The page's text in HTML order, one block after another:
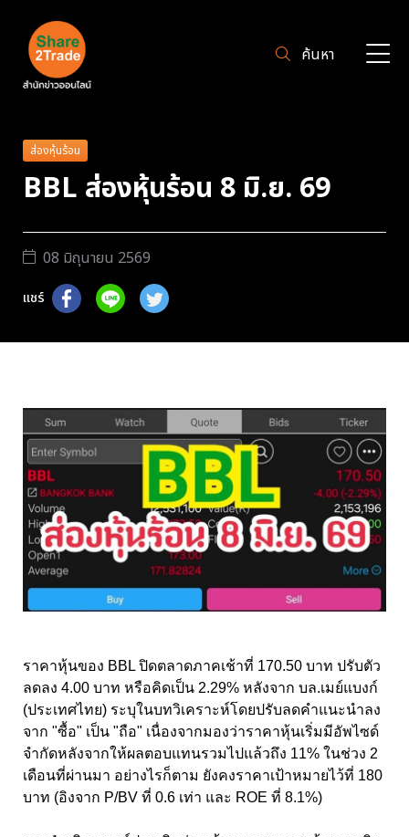
ค้นหา
ส่องหุ้นร้อน
BBL ส่องหุ้นร้อน 8 มิ.ย. 69
08 มิถุนายน 2569
แชร์
ราคาหุ้นของ BBL ปิดตลาดภาคเช้าที่ 170.50 บาท ปรับตัว
ลดลง 4.00 บาท หรือคิดเป็น 2.29% หลังจาก บล.เมย์แบงก์
(ประเทศไทย) ระบุในบทวิเคราะห์โดยปรับลดคำแนะนำลง
จาก "ซื้อ" เป็น "ถือ" เนื่องจากมองว่าราคาหุ้นเริ่มมีอัพไซด์
จำกัดหลังจากให้ผลตอบแทนรวมไปแล้วถึง 11% ในช่วง 2
เดือนที่ผ่านมา อย่างไรก็ตาม ยังคงราคาเป้าหมายไว้ที่ 180
บาท (อิงจาก P/BV ที่ 0.6 เท่า และ ROE ที่ 8.1%)